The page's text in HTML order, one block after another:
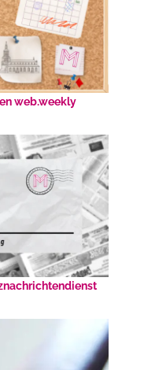
web.weekly